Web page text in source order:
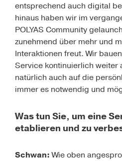
entsprechend auch digital
hinaus haben wir im
POLYAS Community
zunehmend über mehr und
Interaktionen freut. Wir
Service kontinuierlich weiter
natürlich auch auf die
immer es notwendig und
Was tun Sie, um eine
etablieren und zu
Schwan:Wie oben